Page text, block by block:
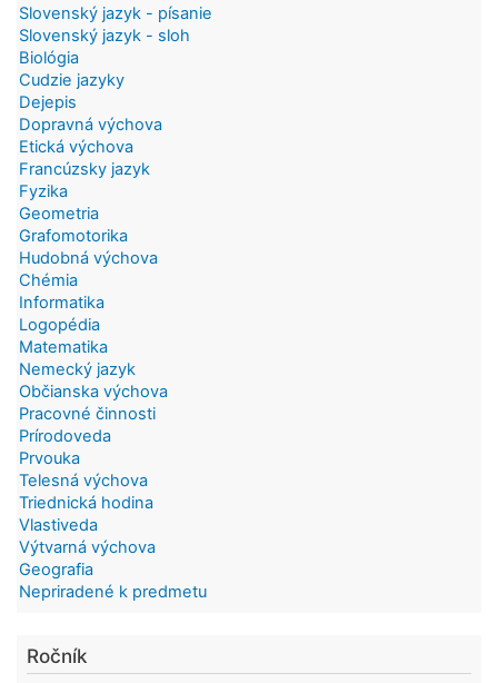
Slovenský jazyk - písanie
Slovenský jazyk - sloh
Biológia
Cudzie jazyky
Dejepis
Dopravná výchova
Etická výchova
Francúzsky jazyk
Fyzika
Geometria
Grafomotorika
Hudobná výchova
Chémia
Informatika
Logopédia
Matematika
Nemecký jazyk
Občianska výchova
Pracovné činnosti
Prírodoveda
Prvouka
Telesná výchova
Triednická hodina
Vlastiveda
Výtvarná výchova
Geografia
Nepriradené k predmetu
Ročník